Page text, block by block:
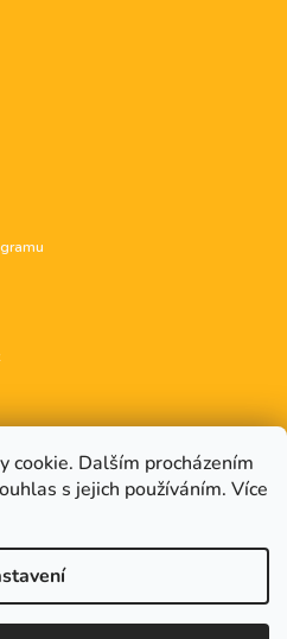
cookie. Dalším procházením
s jejich používáním. Více